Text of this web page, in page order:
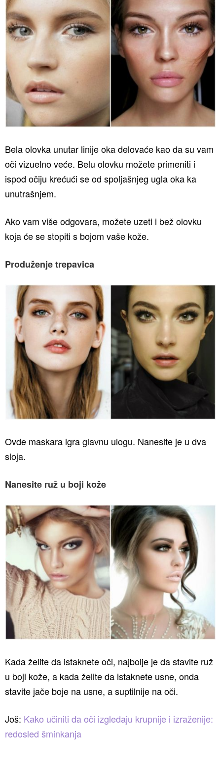
Bela olovka unutar linije oka delovaće kao da su vam
oči vizuelno veće. Belu olovku možete primeniti i
ispod očiju krećući se od spoljašnjeg ugla oka ka
unutrašnjem.
Ako vam više odgovara, možete uzeti i bež olovku
koja će se stopiti s bojom vaše kože.
Produženje trepavica
Ovde maskara igra glavnu ulogu. Nanesite je u dva
sloja.
Nanesite ruž u boji kože
Kada želite da istaknete oči, najbolje je da stavite ruž
u boji kože, a kada želite da istaknete usne, onda
stavite jače boje na usne, a suptilnije na oči.
Još: Kako učiniti da oči izgledaju krupnije i izraženije:
redosled šminkanja